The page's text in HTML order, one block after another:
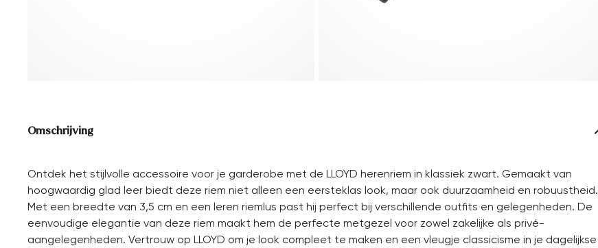
Omschrijving
Ontdek het stijlvolle accessoire voor je garderobe met de LLOYD herenriem in klassiek zwart. Gemaakt van
hoogwaardig glad leer biedt deze riem niet alleen een eersteklas look, maar ook duurzaamheid en robuustheid.
Met een breedte van 3,5 cm en een leren riemlus past hij perfect bij verschillende outfits en gelegenheden. De
eenvoudige elegantie van deze riem maakt hem de perfecte metgezel voor zowel zakelijke als privé-
aangelegenheden. Vertrouw op LLOYD om je look compleet te maken en een vleugje classicisme in je dagelijkse